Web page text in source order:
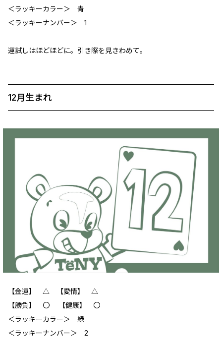
‪＜ラッキーカラー＞ 青
＜ラッキーナンバー＞ 1
運試しはほどほどに。引き際を見きわめて。
12月生まれ
【金運】 △ 【愛情】 △
【勝負】 〇 【健康】 〇
＜ラッキーカラー＞ 緑
＜ラッキーナンバー＞ 2